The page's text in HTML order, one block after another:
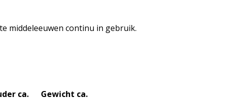
middeleeuwen continu in gebruik.
ca. Gewicht ca.